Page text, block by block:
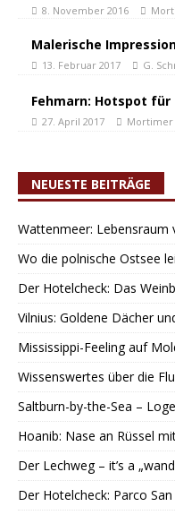
8. November 2016
Malerische
13. Februar 2017 G.
Fehmarn: Hotspot
27. April 2017 Mortimer
NEUESTE BEITRÄGE
Wattenmeer: Lebensraum
Wo die polnische Ostsee
Der Hotelcheck: Das
Vilnius: Goldene Dächer
Mississippi-Feeling auf
Wissenswertes über die
Saltburn-by-the-Sea –
Hoanib: Nase an Rüssel
Der Lechweg – it’s a
Der Hotelcheck: Parco